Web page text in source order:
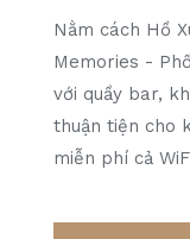
Nằm cách Hồ
Memories -
với quầy bar,
thuận tiện cho
miễn phí cả